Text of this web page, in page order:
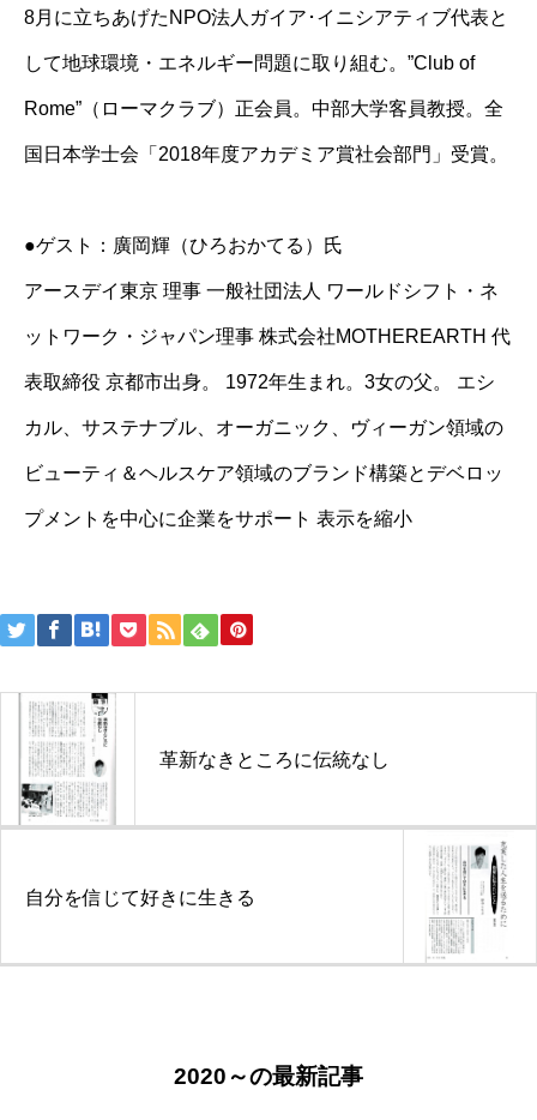
8月に立ちあげたNPO法人ガイア･イニシアティブ代表と
して地球環境・エネルギー問題に取り組む。”Club of
Rome”（ローマクラブ）正会員。中部大学客員教授。全
国日本学士会「2018年度アカデミア賞社会部門」受賞。
●ゲスト：廣岡輝（ひろおかてる）氏
アースデイ東京 理事 一般社団法人 ワールドシフト・ネ
ットワーク・ジャパン理事 株式会社MOTHEREARTH 代
表取締役 京都市出身。 1972年生まれ。3女の父。 エシ
カル、サステナブル、オーガニック、ヴィーガン領域の
ビューティ＆ヘルスケア領域のブランド構築とデベロッ
プメントを中心に企業をサポート 表示を縮小
投
ゲ
ー
ョ
革新なきところに伝統なし
自分を信じて好きに生きる
2020～の最新記事